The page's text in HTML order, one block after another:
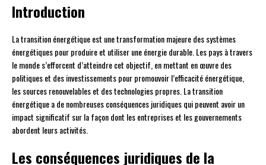
Introduction
La transition énergétique est une transformation majeure des systèmes
énergétiques pour produire et utiliser une énergie durable. Les pays à travers
le monde s’efforcent d’atteindre cet objectif, en mettant en œuvre des
politiques et des investissements pour promouvoir l’efficacité énergétique,
les sources renouvelables et des technologies propres. La transition
énergétique a de nombreuses conséquences juridiques qui peuvent avoir un
impact significatif sur la façon dont les entreprises et les gouvernements
abordent leurs activités.
Les conséquences juridiques de la